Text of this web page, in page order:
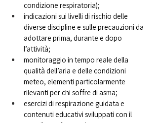
condizione respiratoria);
indicazioni sui livelli di rischio delle
diverse discipline e sulle precauzioni da
adottare prima, durante e dopo
l’attività;
monitoraggio in tempo reale della
qualità dell’aria e delle condizioni
meteo, elementi particolarmente
rilevanti per chi soffre di asma;
esercizi di respirazione guidata e
contenuti educativi sviluppati con il